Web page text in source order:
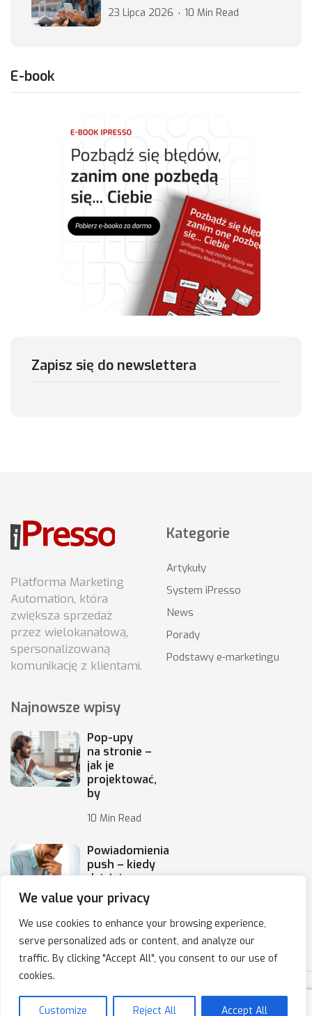
We value your privacy
We use cookies to enhance your browsing experience,
serve personalized ads or content, and analyze our
traffic. By clicking "Accept All", you consent to our use of
cookies.
Customize Reject All Accept All
23 Lipca 2026 10 Min Read
E-book
Zapisz się do newslettera
Platforma Marketing
Automation, która
zwiększa sprzedaż
przez wielokanałową,
spersonalizowaną
komunikację z klientami.
Kategorie
Artykuły
System iPresso
News
Porady
Podstawy e-marketingu
Najnowsze wpisy
Pop-upy
na stronie –
jak je
projektować,
by
10 Min Read
Powiadomienia
push – kiedy
działają,
a kiedy irytują
10 Min Read
Copyright © 2020-2025 IPresso S.A. Marketing Automation